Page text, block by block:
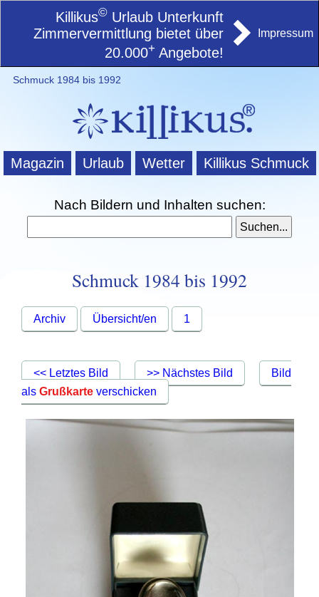
Killikus© Urlaub Unterkunft
Zimmervermittlung bietet über
20.000+ Angebote!
Impressum
Schmuck 1984 bis 1992
Magazin Urlaub Wetter Killikus Schmuck
Nach Bildern und Inhalten suchen:
Schmuck 1984 bis 1992
Archiv Übersicht/en 1
<< Letztes Bild >> Nächstes Bild
Bild
alsGrußkarte verschicken